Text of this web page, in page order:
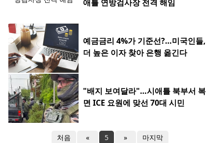
애틀 연방검사장 전격 해임
예금금리 4%가 기준선?…미국인들,
더 높은 이자 찾아 은행 옮긴다
"배지 보여달라"…시애틀 북부서 복
면 ICE 요원에 맞선 70대 시민
처음 « 5 » 마지막